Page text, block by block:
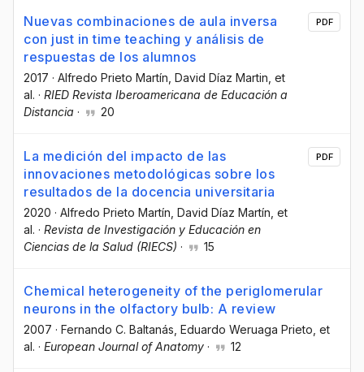
Nuevas combinaciones de aula inversa
con just in time teaching y análisis de
respuestas de los alumnos
2017 · Alfredo Prieto Martín , David Díaz Martin , et
al. · RIED Revista Iberoamericana de Educación a
Distancia · 20
PDF
La medición del impacto de las
innovaciones metodológicas sobre los
resultados de la docencia universitaria
2020 · Alfredo Prieto Martín , David Díaz Martín , et
al. · Revista de Investigación y Educación en
Ciencias de la Salud (RIECS) · 15
PDF
Chemical heterogeneity of the periglomerular
neurons in the olfactory bulb: A review
2007 · Fernando C. Baltanás , Eduardo Weruaga Prieto , et
al. · European Journal of Anatomy · 12